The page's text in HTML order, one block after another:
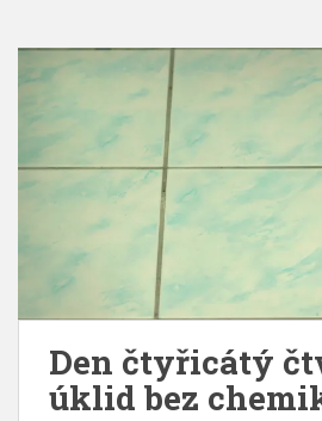
Den čtyřicátý
úklid bez